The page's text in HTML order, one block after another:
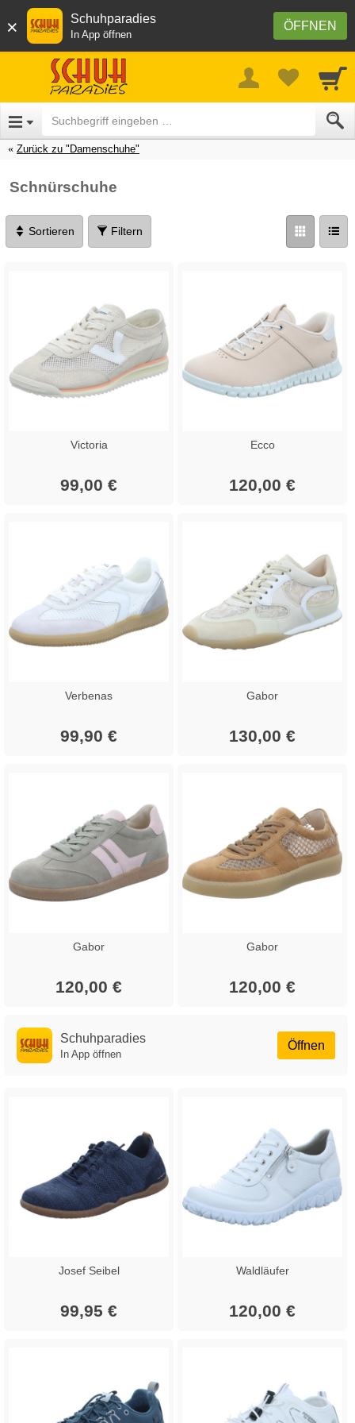
× ÖFFNEN
Schuhparadies
In App öffnen
Zurück zu "Damenschuhe"
Schnürschuhe
Sortieren Filtern
Victoria
99,00 €
Ecco
120,00 €
Verbenas
99,90 €
Gabor
130,00 €
Gabor
120,00 €
Gabor
120,00 €
Öffnen
Schuhparadies
In App öffnen
Josef Seibel
99,95 €
Waldläufer
120,00 €